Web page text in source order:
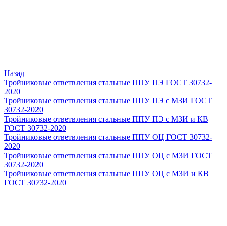
Назад
Тройниковые ответвления стальные ППУ ПЭ ГОСТ 30732-
2020
Тройниковые ответвления стальные ППУ ПЭ с МЗИ ГОСТ
30732-2020
Тройниковые ответвления стальные ППУ ПЭ с МЗИ и КВ
ГОСТ 30732-2020
Тройниковые ответвления стальные ППУ ОЦ ГОСТ 30732-
2020
Тройниковые ответвления стальные ППУ ОЦ с МЗИ ГОСТ
30732-2020
Тройниковые ответвления стальные ППУ ОЦ с МЗИ и КВ
ГОСТ 30732-2020